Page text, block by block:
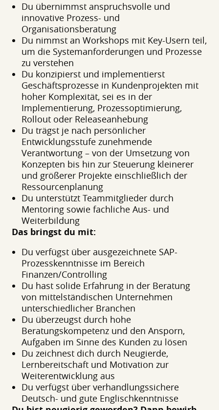
Du übernimmst anspruchsvolle und
innovative Prozess- und
Organisationsberatung
Du nimmst an Workshops mit Key-Usern teil,
um die Systemanforderungen und Prozesse
zu verstehen
Du konzipierst und implementierst
Geschäftsprozesse in Kundenprojekten mit
hoher Komplexität, sei es in der
Implementierung, Prozessoptimierung,
Rollout oder Releaseanhebung
Du trägst je nach persönlicher
Entwicklungsstufe zunehmende
Verantwortung – von der Umsetzung von
Konzepten bis hin zur Steuerung kleinerer
und größerer Projekte einschließlich der
Ressourcenplanung
Du unterstützt Teammitglieder durch
Mentoring sowie fachliche Aus- und
Weiterbildung
Das bringst du mit:
Du verfügst über ausgezeichnete SAP-
Prozesskenntnisse im Bereich
Finanzen/Controlling
Du hast solide Erfahrung in der Beratung
von mittelständischen Unternehmen
unterschiedlicher Branchen
Du überzeugst durch hohe
Beratungskompetenz und den Ansporn,
Aufgaben im Sinne des Kunden zu lösen
Du zeichnest dich durch Neugierde,
Lernbereitschaft und Motivation zur
Weiterentwicklung aus
Du verfügst über verhandlungssichere
Deutsch- und gute Englischkenntnisse